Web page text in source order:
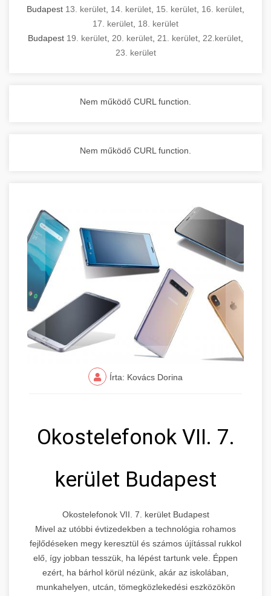
Budapest 13. kerület 14. kerület 15. kerület 16. kerület
17. kerület 18. kerület
Budapest 19. kerület 20. kerület 21. kerület 22.kerület
23. kerület
Nem működő CURL function.
Nem működő CURL function.
Írta: Kovács Dorina
Okostelefonok VII. 7.
kerület Budapest
Okostelefonok VII. 7. kerület Budapest
Mivel az utóbbi évtizedekben a technológia rohamos
fejlődéseken megy keresztül és számos újítással rukkol
elő, így jobban tesszük, ha lépést tartunk vele. Éppen
ezért, ha bárhol körül nézünk, akár az iskolában,
munkahelyen, utcán, tömegközlekedési eszközökön